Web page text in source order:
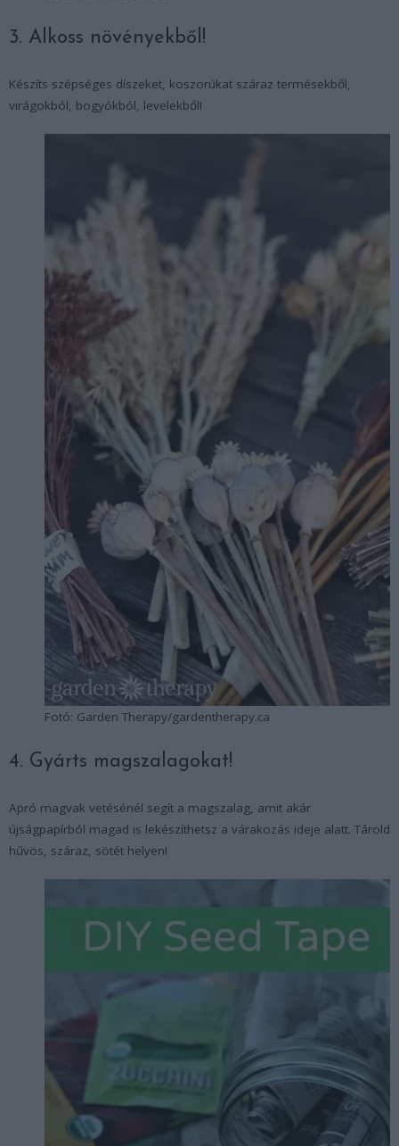
3. Alkoss növényekből!
Készíts szépséges díszeket, koszorúkat száraz termésekből,
virágokból, bogyókból, levelekből!
Fotó: Garden Therapy/gardentherapy.ca
4. Gyárts magszalagokat!
Apró magvak vetésénél segít a magszalag, amit akár
újságpapírból magad is lekészíthetsz a várakozás ideje alatt. Tárold
hűvös, száraz, sötét helyen!